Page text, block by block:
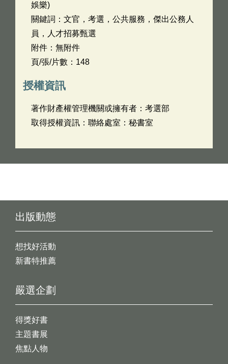
娛樂)
關鍵詞：文官，考選，公共服務，傑出公務人
員，人才招募甄選
附件：無附件
頁/張/片數：148
授權資訊
著作財產權管理機關或擁有者：考選部
取得授權資訊：聯絡處室：秘書室
出版動態
想找好活動
新書特推薦
嚴選企劃
得獎好書
主題書展
焦點人物